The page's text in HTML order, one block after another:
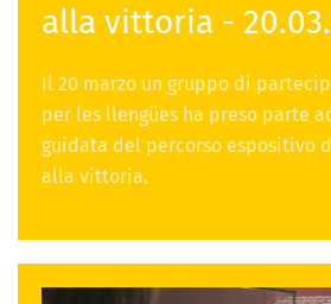
alla vittoria -
Il 20 marzo un gruppo di
per les llengües ha preso parte
guidata del percorso espositivo
alla vittoria.